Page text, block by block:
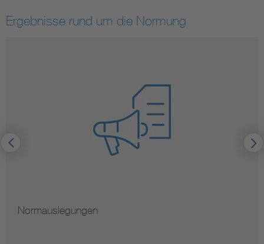
Ergebnisse rund um die Normung
Normauslegungen